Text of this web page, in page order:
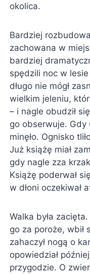
okolica.
Bardziej
zachowana w
bardziej
spędzili noc w lesie
długo nie mógł
wielkim jeleniu,
– i nagle obudził
go obserwuje. Gdy
minęło. Ognisko
Już książę miał
gdy nagle zza
Książę poderwał
w dłoni oczekiwał
Walka była
go za poroże, wbił
zahaczył nogą o
opowiedział
przygodzie. O